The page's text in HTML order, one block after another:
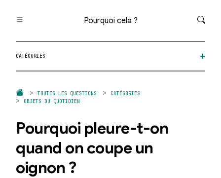
Pourquoi cela ?
Toutes les questions
Catégories
Question au hasard
CATÉGORIES
TOUTES LES QUESTIONS
CATÉGORIES
OBJETS DU QUOTIDIEN
Pourquoi pleure-t-on
quand on coupe un
oignon ?